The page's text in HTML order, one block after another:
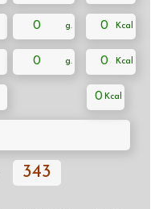
0 0
0 0
0
343